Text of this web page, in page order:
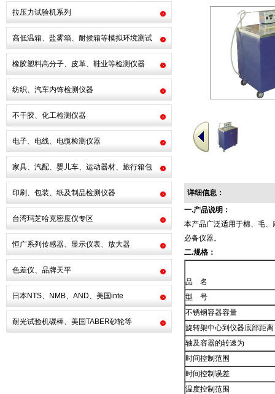
拉压力试验机系列
高低温箱、盐雾箱、耐候箱等模拟环境测试
橡胶塑料高分子、皮革、鞋业等检测仪器
纺织、汽车内饰检测仪器
不干胶、化工检测仪器
电子、电线、电缆检测仪器
家具、汽配、婴儿车、运动器材、旅行箱包
印刷、包装、纸及制品检测仪器
台湾玛芝哈克密度仪专区
恒广系列传感器、显示仪表、放大器
色差仪、品牌天平
日本NTS、NMB、AND、美国inte
耐光试验机碳棒、美国TABER砂轮等
详细信息：
一.产品说明：
本产品广泛适用于棉、毛
必备仪器。
二.规格：
品 名
型 号
不锈钢容器容量
旋转架中心到仪器底部距离
轴及容器的转速为
时间控制范围
时间控制误差
温度控制范围